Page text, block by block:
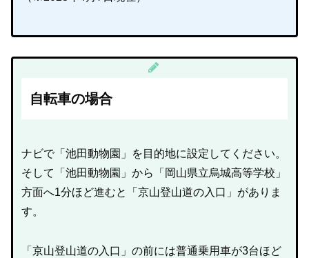
自転車の場合
ナビで「池田動物園」を目的地に設定してください。
そして「池田動物園」から「岡山県立烏城高等学校」
方面へ1分ほど進むと「京山登山道の入口」がありま
す。
「京山登山道の入口」の前には普通乗用車が3台ほど